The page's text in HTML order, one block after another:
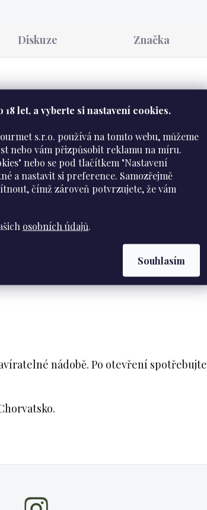
18 let, a vyberte si nastavení cookies.
s.r.o. používá na tomto webu, můžeme
nebo vám přizpůsobit reklamu na míru.
nebo se pod tlačítkem "Nastavení
a nastavit si preference. Samozřejmě
čímž zároveň potvrzujete, že vám
osobních údajů
Souhlasím
Diskuze Značka
s výrazným aroma a jemnou pěnou.
Bez přidaných látek, lepku nebo cukru.
nádobě. Po otevření